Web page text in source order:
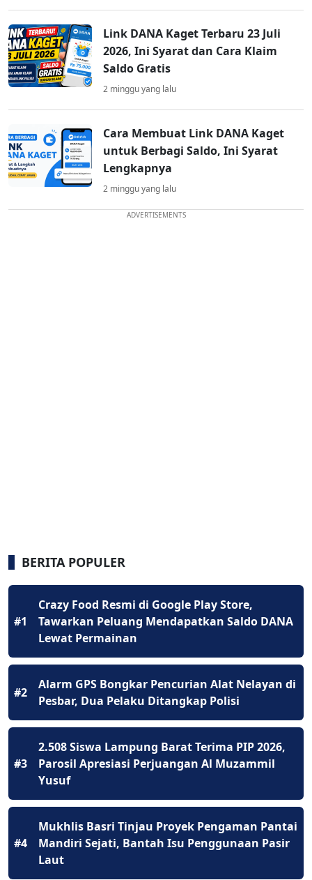
Link DANA Kaget Terbaru 23 Juli
2026, Ini Syarat dan Cara Klaim
Saldo Gratis
2 minggu yang lalu
Cara Membuat Link DANA Kaget
untuk Berbagi Saldo, Ini Syarat
Lengkapnya
2 minggu yang lalu
ADVERTISEMENTS
BERITA POPULER
#1
Crazy Food Resmi di Google Play Store,
Tawarkan Peluang Mendapatkan Saldo DANA
Lewat Permainan
#2
Alarm GPS Bongkar Pencurian Alat Nelayan di
Pesbar, Dua Pelaku Ditangkap Polisi
#3
2.508 Siswa Lampung Barat Terima PIP 2026,
Parosil Apresiasi Perjuangan Al Muzammil
Yusuf
#4
Mukhlis Basri Tinjau Proyek Pengaman Pantai
Mandiri Sejati, Bantah Isu Penggunaan Pasir
Laut